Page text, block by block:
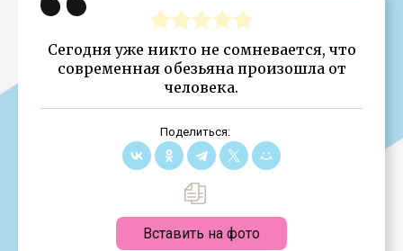
Сегодня уже никто не сомневается, что
современная обезьяна произошла от
человека.
Поделиться:
Вставить на фото